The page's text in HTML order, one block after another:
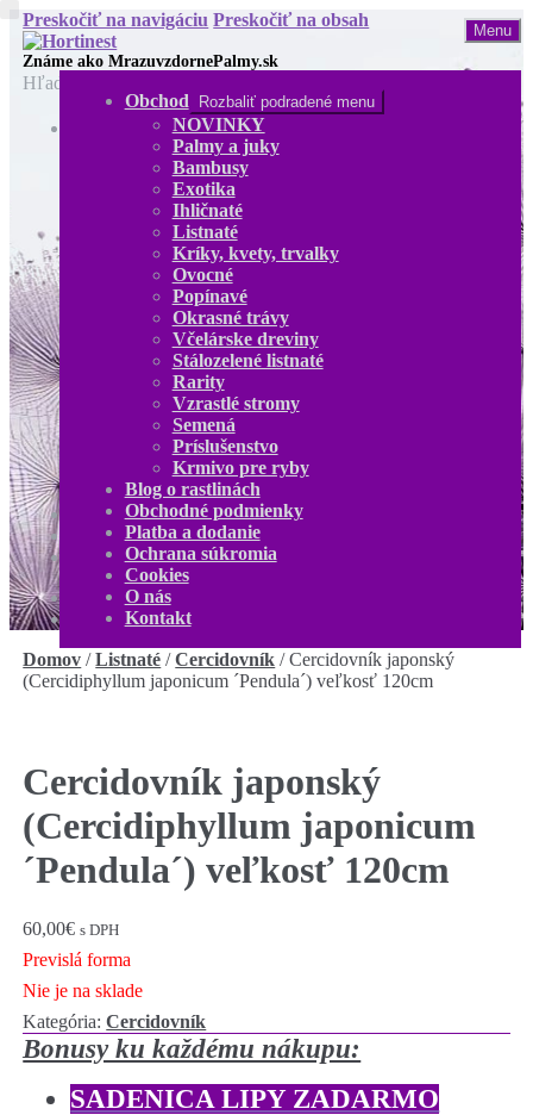
Preskočiť na navigáciu Preskočiť na obsah
Hľadať:
Menu
NOVINKY
Palmy a juky
Bambusy
Exotika
Ihličnaté
Listnaté
Kríky, kvety, trvalky
Ovocné
Popínavé
Okrasné trávy
Včelárske dreviny
Stálozelené listnaté
Rarity
Vzrastlé stromy
Semená
Príslušenstvo
Krmivo pre ryby
Blog o rastlinách
O nás
Kontakt
Obchod Rozbaliť podradené menu
NOVINKY
Palmy a juky
Bambusy
Exotika
Ihličnaté
Listnaté
Kríky, kvety, trvalky
Ovocné
Popínavé
Okrasné trávy
Včelárske dreviny
Stálozelené listnaté
Rarity
Vzrastlé stromy
Semená
Príslušenstvo
Krmivo pre ryby
Blog o rastlinách
Obchodné podmienky
Platba a dodanie
Ochrana súkromia
Cookies
O nás
Kontakt
€ 0 produktov
Domov /Listnaté /Cercidovník /Cercidovník japonský
(Cercidiphyllum japonicum ´Pendula´) veľkosť 120cm
Cercidovník japonský
(Cercidiphyllum japonicum
´Pendula´) veľkosť 120cm
60,00€ s DPH
Previslá forma
Nie je na sklade
Kategória:Cercidovník
Bonusy ku každému nákupu:
SADENICA LIPY ZADARMO